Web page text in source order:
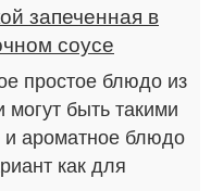
запеченная в
соусе
простое блюдо из
быть такими
и ароматное блюдо
как для